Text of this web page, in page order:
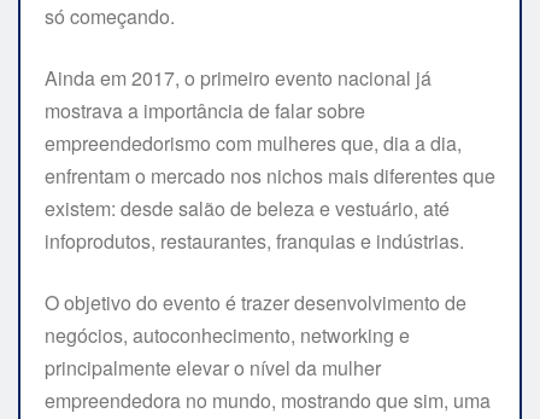
só começando.
Ainda em 2017, o primeiro evento nacional já
mostrava a importância de falar sobre
empreendedorismo com mulheres que, dia a dia,
enfrentam o mercado nos nichos mais diferentes que
existem: desde salão de beleza e vestuário, até
infoprodutos, restaurantes, franquias e indústrias.
O objetivo do evento é trazer desenvolvimento de
negócios, autoconhecimento, networking e
principalmente elevar o nível da mulher
empreendedora no mundo, mostrando que sim, uma